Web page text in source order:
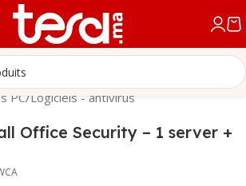
PC/Logiciels - antivirus
Office Security – 1 server +